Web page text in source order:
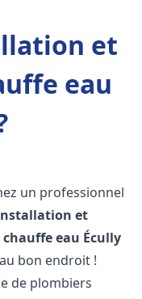
et
eau
un professionnel
et
eau Écully
bon endroit !
de plombiers